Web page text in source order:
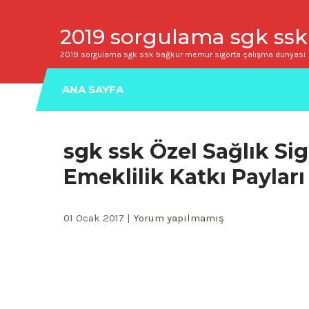
2019 sorgulama sgk
2019 sorgulama sgk ssk bağkur memur sigorta çalışma dunyasi
ANA SAYFA
sgk ssk Özel Sağlık
Emeklilik Katkı
01 Ocak 2017 | Yorum yapılmamış